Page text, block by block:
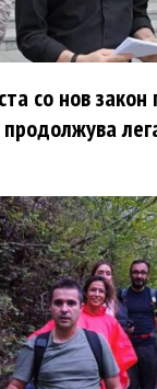
со нов закон